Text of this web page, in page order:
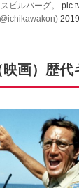
ピルバーグ。
映画）歴